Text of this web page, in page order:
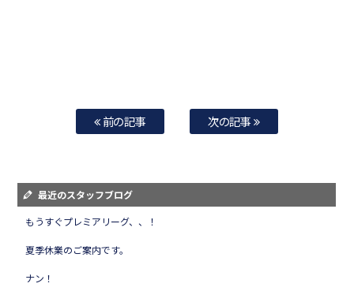
前の記事 次の記事
最近のスタッフブログ
もうすぐプレミアリーグ、、！
夏季休業のご案内です。
ナン！